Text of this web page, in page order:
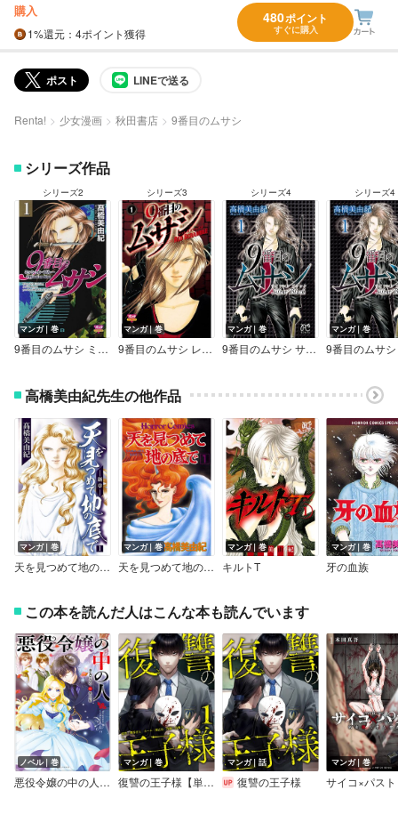
購入
1%還元 ：4ポイント獲得
480ポイント
すぐに購入
ポスト LINEで送る
Renta! 少女漫画 秋田書店 9番目のムサシ
シリーズ作品
シリーズ2
マンガ｜巻
9番目のムサシ ミッション・ブルー
シリーズ3
マンガ｜巻
9番目のムサシ レッドスクランブル
シリーズ4
マンガ｜巻
9番目のムサシ サイレント ブラック【試し読み増量版】
シリーズ4
マンガ｜巻
高橋美由紀先生の他作品
マンガ｜巻
天を見つめて地の底で ―新章―
マンガ｜巻
天を見つめて地の底で
マンガ｜巻
キルトT
マンガ｜巻
牙の血族
この本を読んだ人はこんな本も読んでいます
ノベル｜巻
悪役令嬢の中の人【SS付】
マンガ｜巻
復讐の王子様【単行本版】
マンガ｜話
復讐の王子様
マンガ｜巻